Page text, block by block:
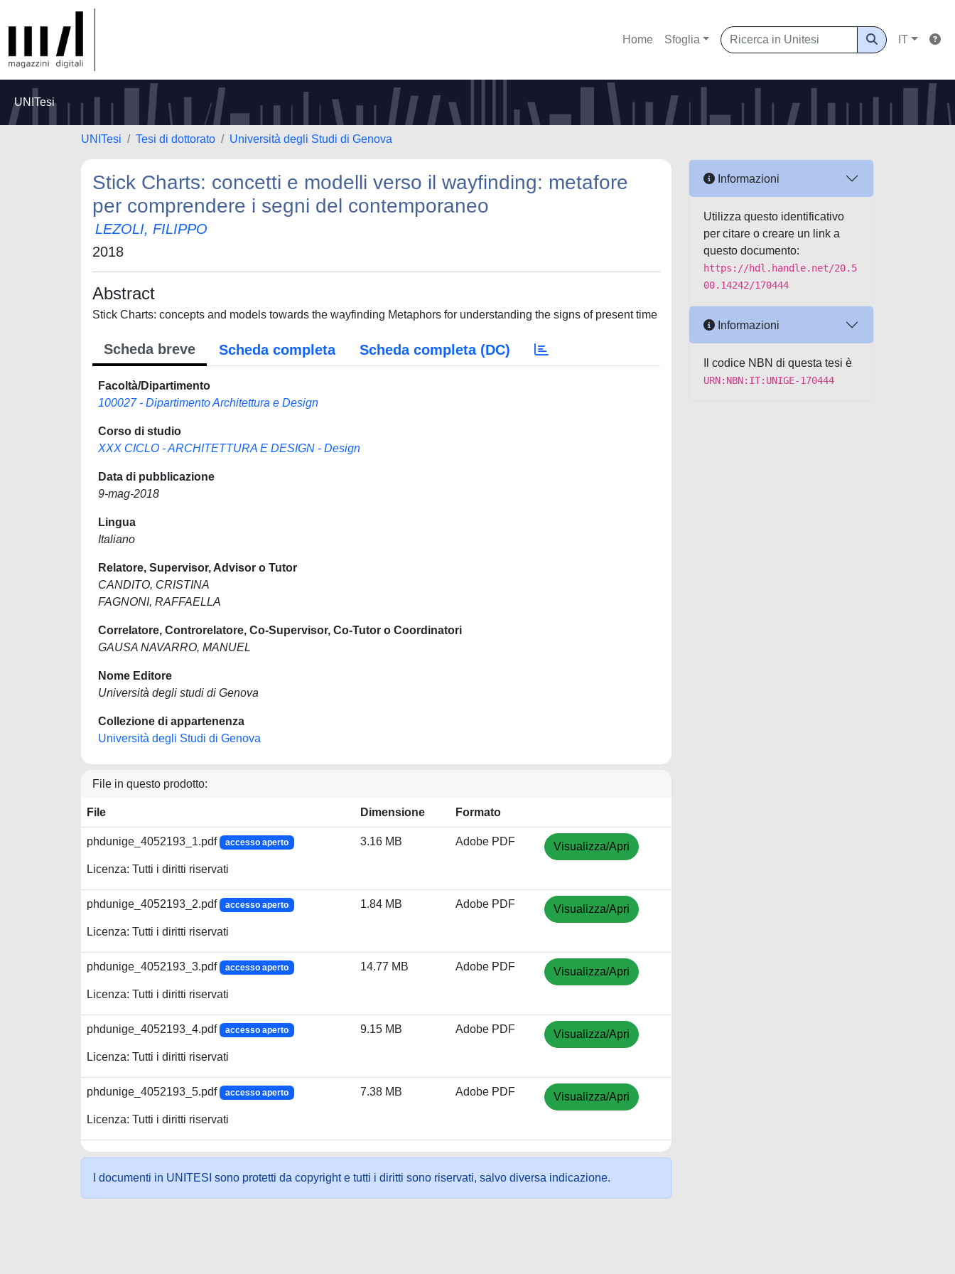
Home Sfoglia IT
UNITesi
UNITesi Tesi di dottorato Università degli Studi di Genova
Stick Charts: concetti e modelli verso il wayfinding: metafore
per comprendere i segni del contemporaneo
LEZOLI, FILIPPO
2018
Abstract
Stick Charts: concepts and models towards the wayfinding Metaphors for understanding the signs of present time
Scheda breve Scheda completa Scheda completa (DC)
Facoltà/Dipartimento
100027 - Dipartimento Architettura e Design
Corso di studio
XXX CICLO - ARCHITETTURA E DESIGN - Design
Data di pubblicazione
9-mag-2018
Lingua
Italiano
Relatore, Supervisor, Advisor o Tutor
CANDITO, CRISTINA
FAGNONI, RAFFAELLA
Correlatore, Controrelatore, Co-Supervisor, Co-Tutor o Coordinatori
GAUSA NAVARRO, MANUEL
Nome Editore
Università degli studi di Genova
Collezione di appartenenza
Università degli Studi di Genova
File in questo prodotto:
File Dimensione Formato
phdunige_4052193_1.pdf accesso aperto
Licenza: Tutti i diritti riservati
3.16 MB Adobe PDF Visualizza/Apri
phdunige_4052193_2.pdf accesso aperto
Licenza: Tutti i diritti riservati
1.84 MB Adobe PDF Visualizza/Apri
phdunige_4052193_3.pdf accesso aperto
Licenza: Tutti i diritti riservati
14.77 MB Adobe PDF Visualizza/Apri
phdunige_4052193_4.pdf accesso aperto
Licenza: Tutti i diritti riservati
9.15 MB Adobe PDF Visualizza/Apri
phdunige_4052193_5.pdf accesso aperto
Licenza: Tutti i diritti riservati
7.38 MB Adobe PDF Visualizza/Apri
I documenti in UNITESI sono protetti da copyright e tutti i diritti sono riservati, salvo diversa indicazione.
Informazioni
Utilizza questo identificativo
per citare o creare un link a
questo documento:
https://hdl.handle.net/20.5
00.14242/170444
Informazioni
Il codice NBN di questa tesi è
URN:NBN:IT:UNIGE-170444